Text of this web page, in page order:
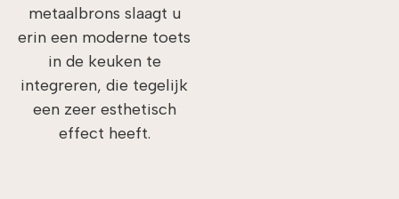
metaalbrons slaagt u
erin een moderne toets
in de keuken te
integreren, die tegelijk
een zeer esthetisch
effect heeft.